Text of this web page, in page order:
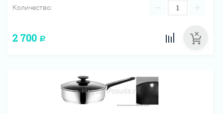
Количество: − +
2 700 Р